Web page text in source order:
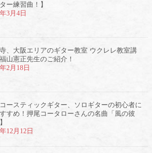
ー練習曲！】
3月4日
、大阪エリアのギター教室 ウクレレ教室講
山憲正先生のご紹介！
2月18日
コースティックギター、ソロギターの初心者に
すめ！押尾コータローさんの名曲「風の彼
12月12日